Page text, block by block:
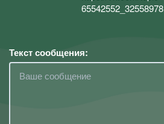
65542552_32558978
Текст сообщения: